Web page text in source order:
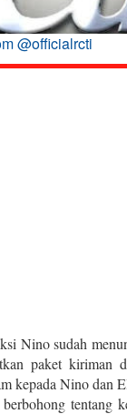
@officialrcti
Nino sudah
paket
kepada Nino dan
tentang